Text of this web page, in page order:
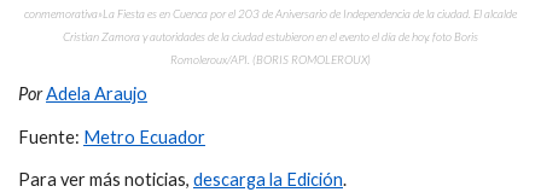
conmemorativa»La Fiesta es en Cuenca por el 203 de Aniversario de Independencia de la ciudad. El alcalde
Cristian Zamora y autoridades de la ciudad estubieron en el evento el día de hoy. foto Boris
Romoleroux/API. (BORIS ROMOLEROUX)
PorAdela Araujo
Fuente: Metro Ecuador
Para ver más noticias, descarga la Edición.